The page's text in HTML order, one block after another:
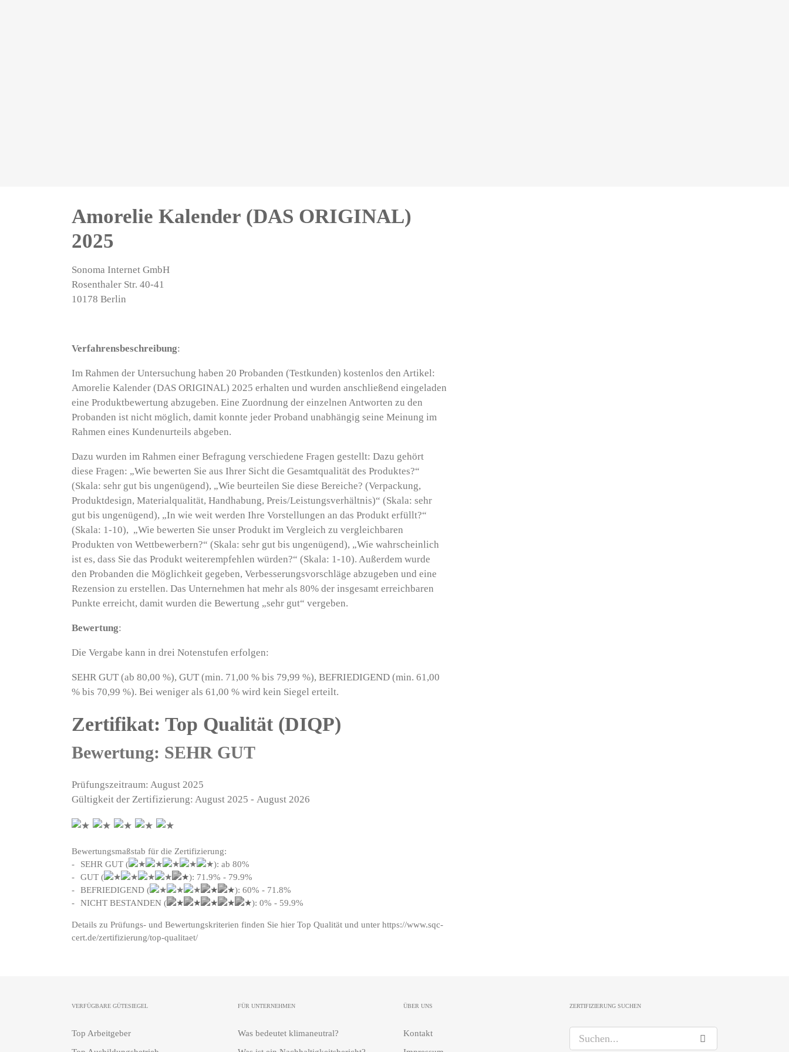
Amorelie Kalender (DAS ORIGINAL)
2025
Sonoma Internet GmbH
Rosenthaler Str. 40-41
10178 Berlin
Verfahrensbeschreibung:
Im Rahmen der Untersuchung haben 20 Probanden (Testkunden) kostenlos den Artikel:
Amorelie Kalender (DAS ORIGINAL) 2025 erhalten und wurden anschließend eingeladen
eine Produktbewertung abzugeben. Eine Zuordnung der einzelnen Antworten zu den
Probanden ist nicht möglich, damit konnte jeder Proband unabhängig seine Meinung im
Rahmen eines Kundenurteils abgeben.
Dazu wurden im Rahmen einer Befragung verschiedene Fragen gestellt: Dazu gehört
diese Fragen: „Wie bewerten Sie aus Ihrer Sicht die Gesamtqualität des Produktes?“
(Skala: sehr gut bis ungenügend), „Wie beurteilen Sie diese Bereiche? (Verpackung,
Produktdesign, Materialqualität, Handhabung, Preis/Leistungsverhältnis)“ (Skala: sehr
gut bis ungenügend), „In wie weit werden Ihre Vorstellungen an das Produkt erfüllt?“
(Skala: 1-10), „Wie bewerten Sie unser Produkt im Vergleich zu vergleichbaren
Produkten von Wettbewerbern?“ (Skala: sehr gut bis ungenügend), „Wie wahrscheinlich
ist es, dass Sie das Produkt weiterempfehlen würden?“ (Skala: 1-10). Außerdem wurde
den Probanden die Möglichkeit gegeben, Verbesserungsvorschläge abzugeben und eine
Rezension zu erstellen. Das Unternehmen hat mehr als 80% der insgesamt erreichbaren
Punkte erreicht, damit wurden die Bewertung „sehr gut“ vergeben.
Bewertung:
Die Vergabe kann in drei Notenstufen erfolgen:
SEHR GUT (ab 80,00 %), GUT (min. 71,00 % bis 79,99 %), BEFRIEDIGEND (min. 61,00
% bis 70,99 %). Bei weniger als 61,00 % wird kein Siegel erteilt.
Zertifikat: Top Qualität (DIQP)
Bewertung: SEHR GUT
Prüfungszeitraum: August 2025
Gültigkeit der Zertifizierung: August 2025 - August 2026
Bewertungsmaßstab für die Zertifizierung:
SEHR GUT (
): ab 80%
GUT (
): 71.9% - 79.9%
BEFRIEDIGEND (
): 60% - 71.8%
NICHT BESTANDEN (
): 0% - 59.9%
Details zu Prüfungs- und Bewertungskriterien finden Sie hier Top Qualität und unter https://www.sqc-
cert.de/zertifizierung/top-qualitaet/
VERFÜGBARE GÜTESIEGEL
Top Arbeitgeber
FÜR UNTERNEHMEN
Was bedeutet klimaneutral?
ÜBER UNS
Kontakt
ZERTIFIZIERUNG SUCHEN
u